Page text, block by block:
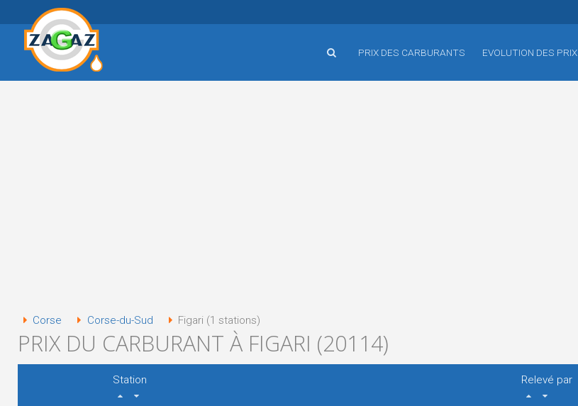
PRIX DES CARBURANTS EVOLUTION DES PRIX
Corse Corse-du-Sud Figari (1 stations)
PRIX DU CARBURANT À FIGARI (20114)
Station
Relevé par